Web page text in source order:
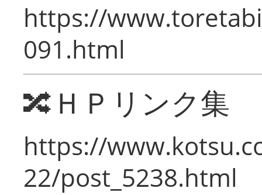
https://
091.html
🔀ＨＰリンク集
https://
22/post_5238.html